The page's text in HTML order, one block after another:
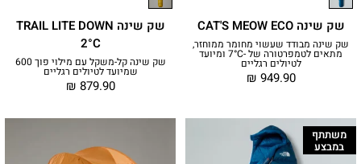
שק שינה CAT'S MEOW ECO
שק שינה מבודד שעשוי מחומר ממוחזר,
מתאים לטמפרטורה של -7°C ומיועד
לטיולים רגליים
₪ 949.90
שק שינה TRAIL LITE DOWN
2°C
שק שינה קל-משקל עם מילוי פוך 600
שמיועד לטיולים רגליים
₪ 879.90
משתתף
במבצע